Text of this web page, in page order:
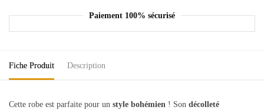
Paiement 100% sécurisé
Fiche Produit Description
Cette robe est parfaite pour un style bohémien ! Son décolleté